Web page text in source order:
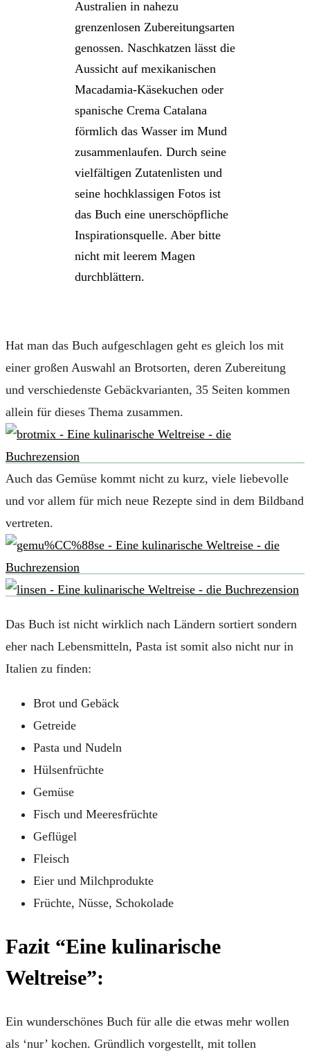
Australien in nahezu
grenzenlosen Zubereitungsarten
genossen. Naschkatzen lässt die
Aussicht auf mexikanischen
Macadamia-Käsekuchen oder
spanische Crema Catalana
förmlich das Wasser im Mund
zusammenlaufen. Durch seine
vielfältigen Zutatenlisten und
seine hochklassigen Fotos ist
das Buch eine unerschöpfliche
Inspirationsquelle. Aber bitte
nicht mit leerem Magen
durchblättern.
Hat man das Buch aufgeschlagen geht es gleich los mit
einer großen Auswahl an Brotsorten, deren Zubereitung
und verschiedenste Gebäckvarianten, 35 Seiten kommen
allein für dieses Thema zusammen.
Auch das Gemüse kommt nicht zu kurz, viele liebevolle
und vor allem für mich neue Rezepte sind in dem Bildband
vertreten.
Das Buch ist nicht wirklich nach Ländern sortiert sondern
eher nach Lebensmitteln, Pasta ist somit also nicht nur in
Italien zu finden:
Brot und Gebäck
Getreide
Pasta und Nudeln
Hülsenfrüchte
Gemüse
Fisch und Meeresfrüchte
Geflügel
Fleisch
Eier und Milchprodukte
Früchte, Nüsse, Schokolade
Fazit “Eine kulinarische
Weltreise”:
Ein wunderschönes Buch für alle die etwas mehr wollen
als ‘nur’ kochen. Gründlich vorgestellt, mit tollen